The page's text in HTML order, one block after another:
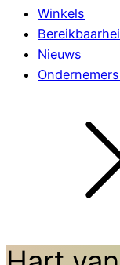
Winkels
Nieuws